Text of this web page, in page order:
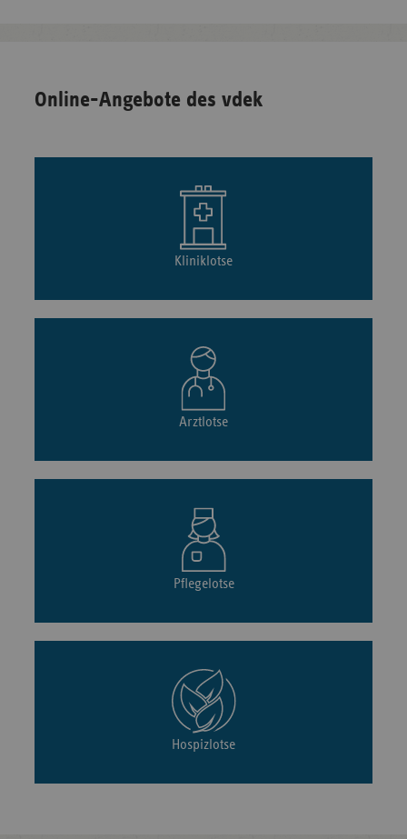
Online-Angebote des vdek
Kliniklotse
Arztlotse
Pflegelotse
Hospizlotse